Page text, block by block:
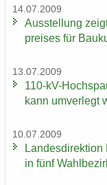
14.07.2009
Aus­stel­lung
prei­ses für
13.07.2009
110-​kV-
kann um­ver­legt
10.07.2009
Lan­des­di­rek­ti­on
in fünf